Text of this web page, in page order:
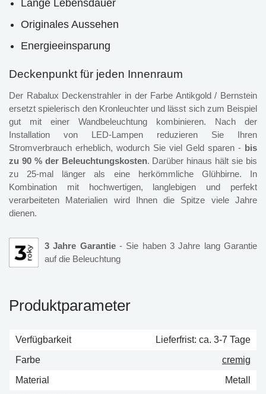
Lange Lebensdauer
Originales Aussehen
Energieeinsparung
Deckenpunkt für jeden Innenraum
Der Rabalux Deckenstrahler in der Farbe Antikgold / Bernstein
ersetzt spielerisch den Kronleuchter und lässt sich zum Beispiel
gut mit einer Wandbeleuchtung kombinieren. Nach der
Installation von LED-Lampen reduzieren Sie Ihren
Stromverbrauch erheblich, wodurch Sie viel Geld sparen - bis
zu 90 % der Beleuchtungskosten. Darüber hinaus hält sie bis
zu 25-mal länger als eine herkömmliche Glühbirne. In
Kombination mit hochwertigen, langlebigen und perfekt
verarbeiteten Materialien wird Ihnen die Spitze viele Jahre
dienen.
3 Jahre Garantie- Sie haben 3 Jahre lang Garantie
auf die Beleuchtung
Produktparameter
Verfügbarkeit
Lieferfrist: ca. 3-7 Tage
Farbe
cremig
Material
Metall